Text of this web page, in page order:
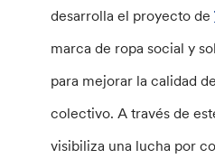
desarrolla el proyecto de
marca de ropa social y
para mejorar la calidad
colectivo. A través de
visibiliza una lucha por